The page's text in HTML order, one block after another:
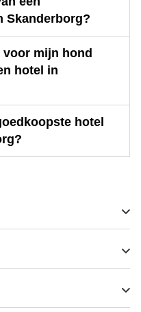
Skanderborg?
voor mijn hond
hotel in
hotel